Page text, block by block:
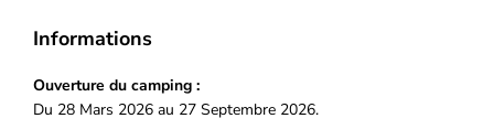
Informations
Ouverture du camping :
Du 28 Mars 2026 au 27 Septembre 2026.